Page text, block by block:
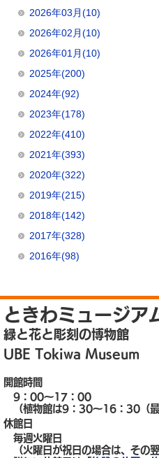
2026年03月(10)
2026年02月(10)
2026年01月(10)
2025年(200)
2024年(92)
2023年(178)
2022年(410)
2021年(393)
2020年(322)
2019年(215)
2018年(142)
2017年(328)
2016年(98)
ときわミュージア
緑と花と彫刻の博物館
UBE Tokiwa Museum
開館時間
9：00～17：00
（植物館は9：30～16：30（
休館日
毎週火曜日
（火曜日が祝日の場合は、その